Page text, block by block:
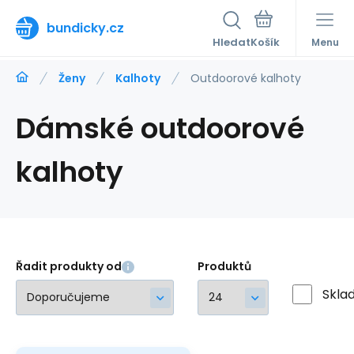
bundicky.cz
Hledat Menu
Ženy Kalhoty Outdoorové kalhoty
Dámské outdoorové
kalhoty
Řadit produkty od Produktů